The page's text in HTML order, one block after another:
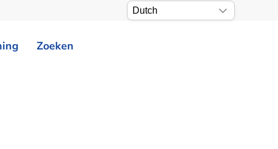
Zoeken